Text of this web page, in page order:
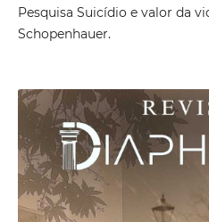
Pesquisa Suicídio e valor da
Schopenhauer.